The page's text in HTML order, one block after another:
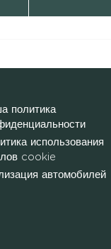
политика
использования
cookie
автомобилей